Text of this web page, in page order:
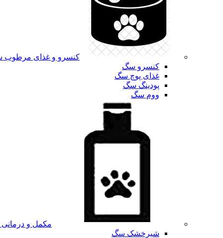
کنسرو و غذای
کنسرو سگ
غذای پوچ سگ
پودینگ سگ
ووم سگ
مکمل و
شیرخشک سگ